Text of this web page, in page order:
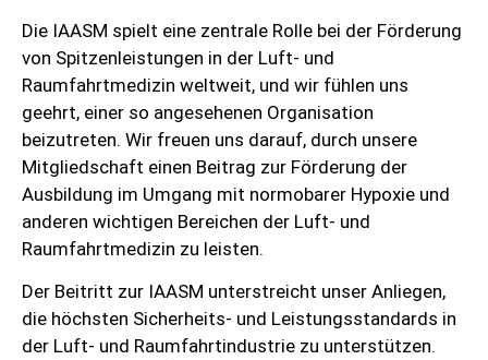
Die IAASM spielt eine zentrale Rolle bei der Förderung
von Spitzenleistungen in der Luft- und
Raumfahrtmedizin weltweit, und wir fühlen uns
geehrt, einer so angesehenen Organisation
beizutreten. Wir freuen uns darauf, durch unsere
Mitgliedschaft einen Beitrag zur Förderung der
Ausbildung im Umgang mit normobarer Hypoxie und
anderen wichtigen Bereichen der Luft- und
Raumfahrtmedizin zu leisten.
Der Beitritt zur IAASM unterstreicht unser Anliegen,
die höchsten Sicherheits- und Leistungsstandards in
der Luft- und Raumfahrtindustrie zu unterstützen.